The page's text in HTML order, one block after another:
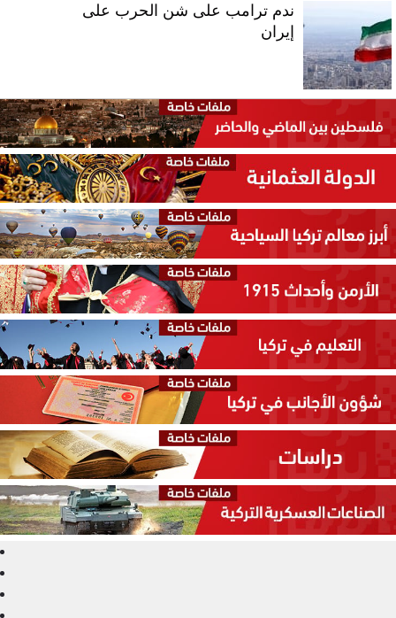
ندم ترامب على شن الحرب على
إيران